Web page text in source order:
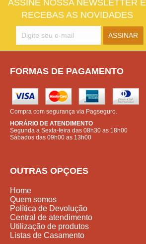
ASSINE NOSSA NEWSLETTER E
RECEBAS AS NOVIDADES
FORMAS DE PAGAMENTO
Compra com segurança via Pagseguro.
HORÁRIO DE ATENDIMENTO
Segunda a Sexta-feira das 08h30 as 18h00
Sábados das 09h00 as 13h00
OUTRAS OPÇOES
Home
Quem somos
Política de Devolução
Central de atendimento
Utilização de produtos
Listas de Casamento